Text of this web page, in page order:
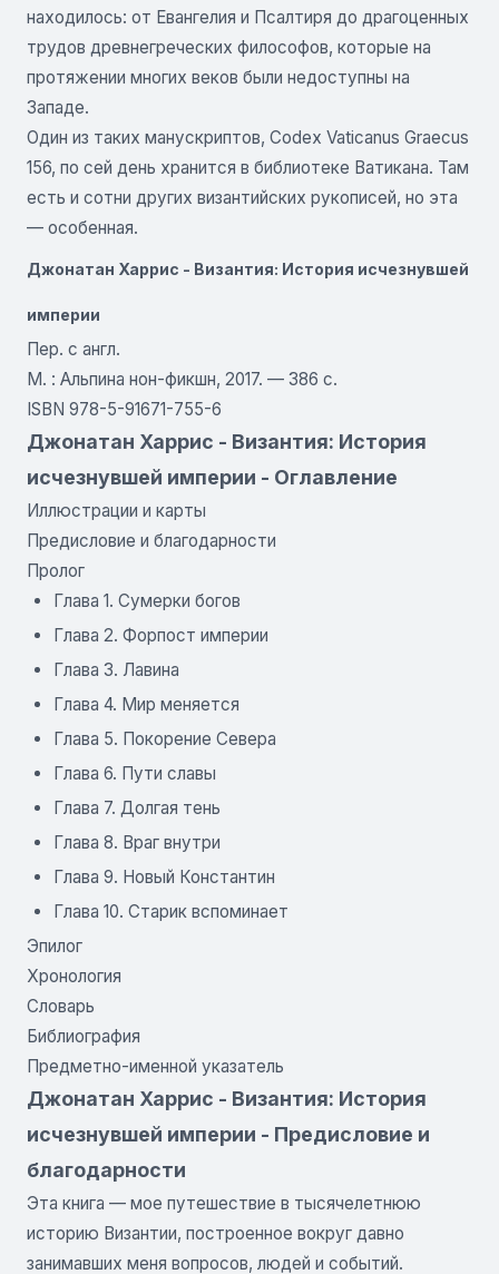
находилось: от Евангелия и Псалтиря до драгоценных
трудов древнегреческих философов, которые на
протяжении многих веков были недоступны на
Западе.
Один из таких манускриптов, Codex Vaticanus Graecus
156, по сей день хранится в библиотеке Ватикана. Там
есть и сотни других византийских рукописей, но эта
— особенная.
Джонатан Харрис - Византия: История исчезнувшей
империи
Пер. с англ.
М. : Альпина нон-фикшн, 2017. — 386 с.
ISBN 978-5-91671-755-6
Джонатан Харрис - Византия: История
исчезнувшей империи - Оглавление
Иллюстрации и карты
Предисловие и благодарности
Пролог
Глава 1. Сумерки богов
Глава 2. Форпост империи
Глава 3. Лавина
Глава 4. Мир меняется
Глава 5. Покорение Севера
Глава 6. Пути славы
Глава 7. Долгая тень
Глава 8. Враг внутри
Глава 9. Новый Константин
Глава 10. Старик вспоминает
Эпилог
Хронология
Словарь
Библиография
Предметно-именной указатель
Джонатан Харрис - Византия: История
исчезнувшей империи - Предисловие и
благодарности
Эта книга — мое путешествие в тысячелетнюю
историю Византии, построенное вокруг давно
занимавших меня вопросов, людей и событий.